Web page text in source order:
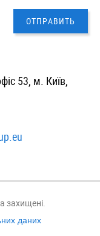
53, м. Київ,
захищені.
даних